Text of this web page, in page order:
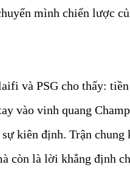
mình chiến lược
và PSG cho thấy:
vào vinh quang
sự kiên định. Trận
còn là lời khẳng định